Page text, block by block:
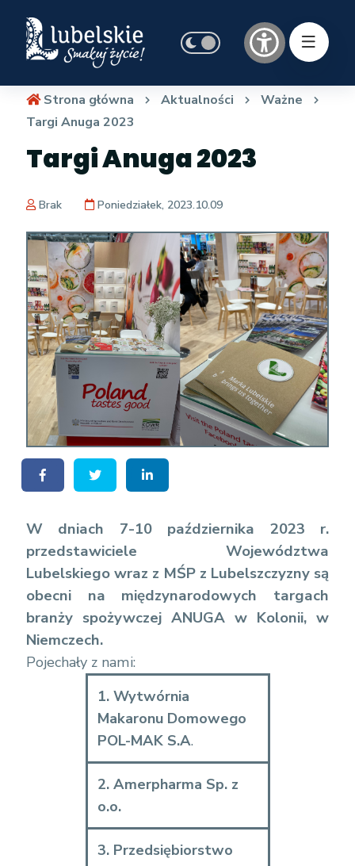
Strona główna Aktualności
Ważne
Targi Anuga 2023
Targi Anuga 2023
Brak Poniedziałek, 2023.10.09
W dniach 7-10 października 2023 r.
przedstawiciele Województwa
Lubelskiego wraz z MŚP z Lubelszczyzny są
obecni na międzynarodowych targach
branży spożywczej ANUGA w Kolonii, w
Niemczech.
Pojechały z nami:
1. Wytwórnia
Makaronu Domowego
POL-MAK S.A.
2. Amerpharma Sp. z
o.o.
3. Przedsiębiorstwo